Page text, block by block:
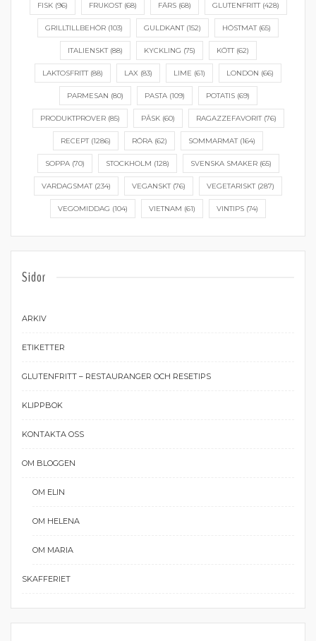
FISK(96) FRUKOST(68) FÄRS(68) GLUTENFRITT(428)
GRILLTILLBEHÖR (103) GULDKANT(152) HÖSTMAT(65)
ITALIENSKT(88) KYCKLING (75) KÖTT(62)
LAKTOSFRITT(88) LAX (83) LIME (61) LONDON (66)
PARMESAN (80) PASTA(109) POTATIS(69)
PRODUKTPROVER(85) PÅSK(60) RAGAZZEFAVORIT(76)
RECEPT(1286) RÖRA (62) SOMMARMAT(164)
SOPPA(70) STOCKHOLM (128) SVENSKA SMAKER(65)
VARDAGSMAT(234) VEGANSKT(76) VEGETARISKT(287)
VEGOMIDDAG (104) VIETNAM (61) VINTIPS (74)
Sidor
ARKIV
ETIKETTER
GLUTENFRITT – RESTAURANGER OCH RESETIPS
KLIPPBOK
KONTAKTA OSS
OM BLOGGEN
OM ELIN
OM HELENA
OM MARIA
SKAFFERIET